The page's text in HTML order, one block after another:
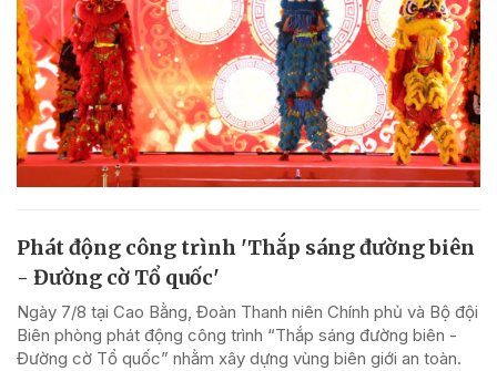
Phát động công trình 'Thắp sáng đường biên
- Đường cờ Tổ quốc'
Ngày 7/8 tại Cao Bằng, Đoàn Thanh niên Chính phủ và Bộ đội
Biên phòng phát động công trình “Thắp sáng đường biên -
Đường cờ Tổ quốc” nhằm xây dựng vùng biên giới an toàn.